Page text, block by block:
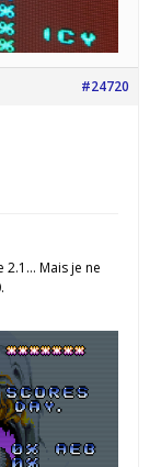
#24720
2.1… Mais je ne